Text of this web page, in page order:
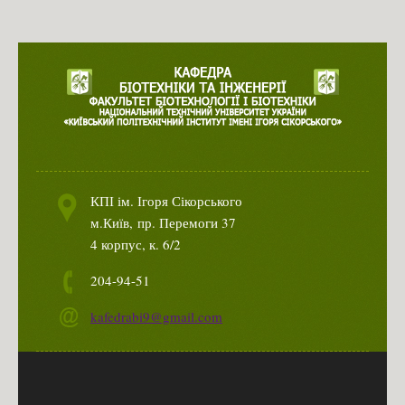
Інформація на сайті ФБТ (Магістр)
Розклад роботи ПК
Освітньо-професійна програма "Біотехнології" (магістр)
Освітньо-наукова програма "Біотехнології" (магістр)
АСПІРАНТУРА 2025
Інформація на сайті ФБТ (Аспірантура)
Освітньо-наукова програма "Біотехнології" (PhD)
КПІ ім. Ігоря Сікорського
м.Київ, пр. Перемоги 37
4 корпус, к. 6/2
204-94-51
kafedrabi9@gmail.com